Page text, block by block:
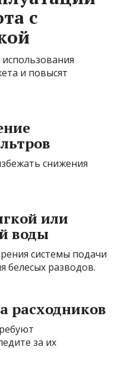
с
и повысят
снижения
или
воды
системы подачи
белесых разводов.
расходников
за их